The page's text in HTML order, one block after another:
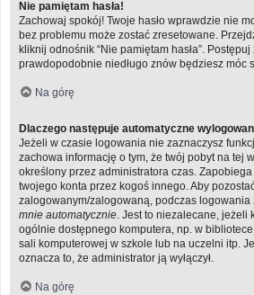
Nie pamiętam hasła!
Zachowaj spokój! Twoje hasło wprawdzie nie
bez problemu może zostać zresetowane.
kliknij odnośnik “Nie pamiętam hasła”.
prawdopodobnie niedługo znów będziesz móc
Na górę
Dlaczego następuje automatyczne
Jeżeli w czasie logowania nie zaznaczysz
zachowa informację o tym, że twój pobyt na tej
określony przez administratora czas.
twojego konta przez kogoś innego. Aby
zalogowanym/zalogowaną, podczas logowania
mnie automatycznie . Jest to niezalecane, jeżeli
ogólnie dostępnego komputera, np. w
sali komputerowej w szkole lub na uczelni itp.
oznacza to, że administrator ją wyłączył.
Na górę